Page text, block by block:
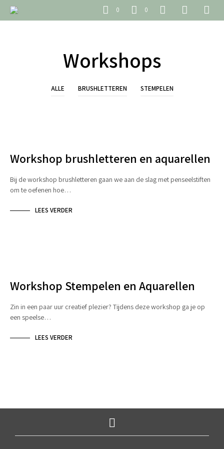
0 0
Workshops
ALLE BRUSHLETTEREN STEMPELEN
Workshop brushletteren en aquarellen
Bij de workshop brushletteren gaan we aan de slag met penseelstiften
om te oefenen hoe…
LEES VERDER
Workshop Stempelen en Aquarellen
Zin in een paar uur creatief plezier? Tijdens deze workshop ga je op
een speelse…
LEES VERDER